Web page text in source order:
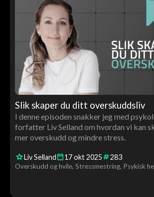
Slik skaper du ditt overskuddsliv
I denne episoden snakker jeg med
forfatter Liv Selland om hvordan vi kan
mer overskudd og mindre stress.
Liv Selland 17okt2025 283
Overskudd og hvile Stressmestring Psykisk